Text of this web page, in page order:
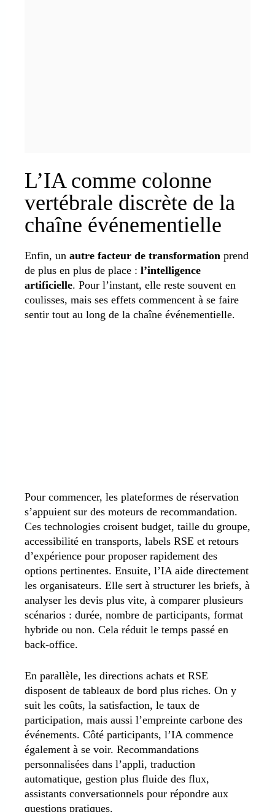
L’IA comme colonne
vertébrale discrète de la
chaîne événementielle
Enfin, un autre facteur de transformation prend
de plus en plus de place : l’intelligence
artificielle. Pour l’instant, elle reste souvent en
coulisses, mais ses effets commencent à se faire
sentir tout au long de la chaîne événementielle.
Pour commencer, les plateformes de réservation
s’appuient sur des moteurs de recommandation.
Ces technologies croisent budget, taille du groupe,
accessibilité en transports, labels RSE et retours
d’expérience pour proposer rapidement des
options pertinentes. Ensuite, l’IA aide directement
les organisateurs. Elle sert à structurer les briefs, à
analyser les devis plus vite, à comparer plusieurs
scénarios : durée, nombre de participants, format
hybride ou non. Cela réduit le temps passé en
back-office.
En parallèle, les directions achats et RSE
disposent de tableaux de bord plus riches. On y
suit les coûts, la satisfaction, le taux de
participation, mais aussi l’empreinte carbone des
événements. Côté participants, l’IA commence
également à se voir. Recommandations
personnalisées dans l’appli, traduction
automatique, gestion plus fluide des flux,
assistants conversationnels pour répondre aux
questions pratiques.